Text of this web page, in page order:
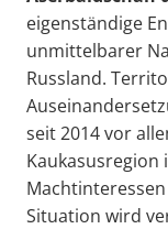
eigenständige
unmittelbarer
Russland.
seit 2014 vor
Kaukasusregion
Situation wird